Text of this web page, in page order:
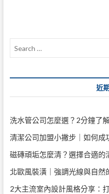
近
洗水管公司怎麼選？2分鐘了
清潔公司加盟小撇步｜如何成
磁磚頑垢怎麼清？選擇合適的
北歐風裝潢｜強調光線與自然
2大主流室內設計風格分享：